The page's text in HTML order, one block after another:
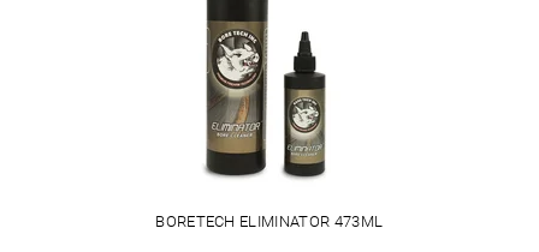
BORETECH ELIMINATOR 473ML